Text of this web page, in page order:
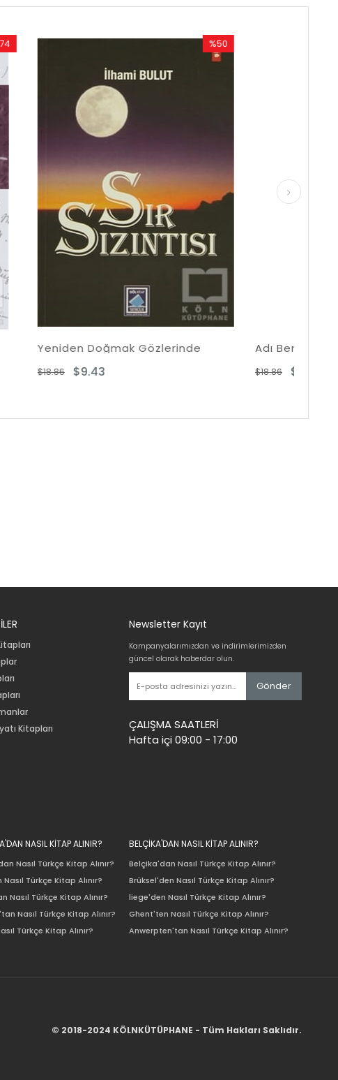
%50İndirim
Adı Ben Olsun
Kitapları
Newsletter Kayıt
Kampanyalarımızdan ve indirimlerimizden
güncel olarak haberdar olun.
Gönder
ÇALIŞMA SAATLERİ
Hafta içi 09:00 - 17:00
NASIL KİTAP ALINIR?
Nasıl Türkçe Kitap Alınır?
Türkçe Kitap Alınır?
Nasıl Türkçe Kitap Alınır?
Nasıl Türkçe Kitap Alınır?
Türkçe Kitap Alınır?
BELÇİKA'DAN NASIL KİTAP ALINIR?
Belçika'dan Nasıl Türkçe Kitap Alınır?
Brüksel'den Nasıl Türkçe Kitap Alınır?
liege'den Nasıl Türkçe Kitap Alınır?
Ghent'ten Nasıl Türkçe Kitap Alınır?
Anwerpten'tan Nasıl Türkçe Kitap Alınır?
© 2018-2024 KÖLNKÜTÜPHANE - Tüm Hakları Saklıdır.